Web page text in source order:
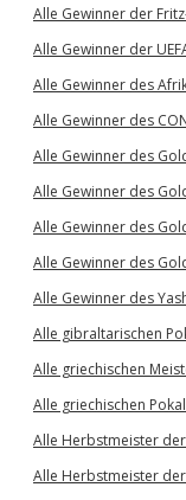
Alle Gewinner der
Alle Gewinner der
Alle Gewinner des
Alle Gewinner des
Alle Gewinner des
Alle Gewinner des
Alle Gewinner des
Alle Gewinner des
Alle Gewinner des
Alle gibraltarischen
Alle griechischen
Alle griechischen
Alle Herbstmeister
Alle Herbstmeister